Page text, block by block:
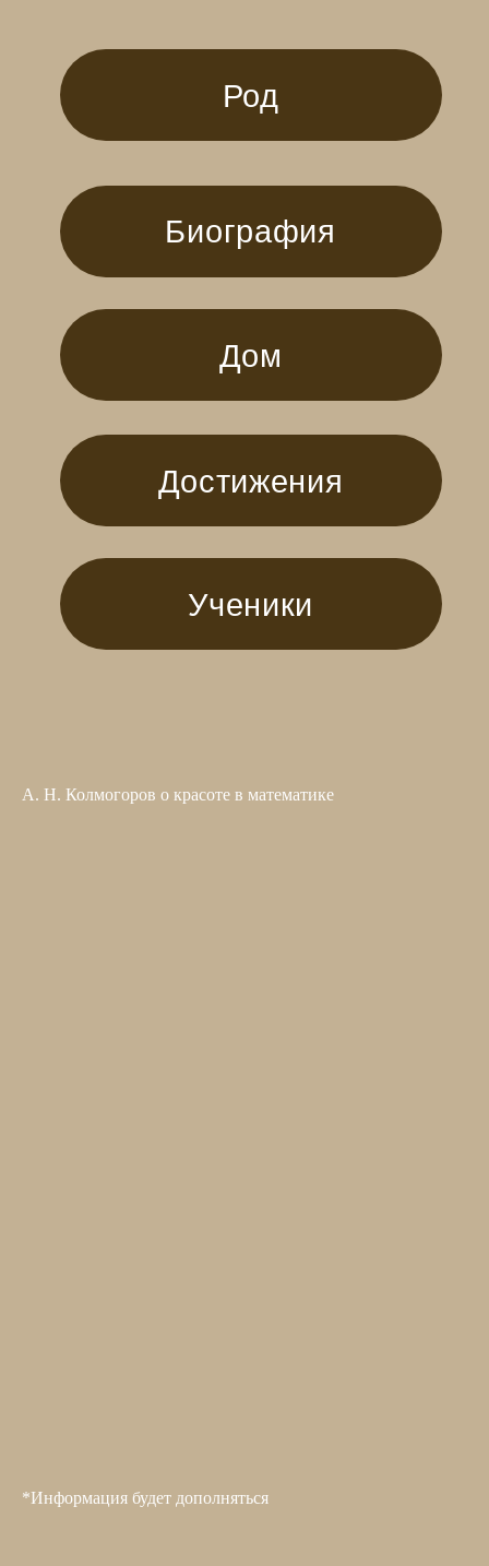
А. Н. Колмогоров о красоте в математике
*Информация будет дополняться